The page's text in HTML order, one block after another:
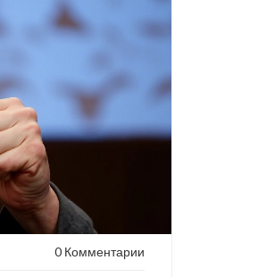
0 Комментарии